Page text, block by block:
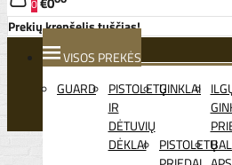
0
Prekių krepšelis tuščias!
VISOS PREKĖS
GUARD
PISTOLETŲ
IR
DĖTUVIŲ
DĖKLAI
GINKLAI
PISTOLETŲ